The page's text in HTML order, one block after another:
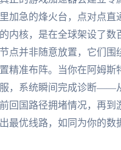
加急的烽火台，点对点直
内核，是在全球架设了数
点并非随意放置，它们围
精准布阵。当你在阿姆斯
服，系统瞬间完成诊断——
回国路径拥堵情况，再到
最优线路，如同为你的数